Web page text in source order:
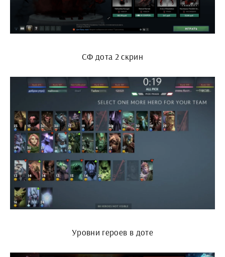
СФ дота 2 скрин
Уровни героев в доте